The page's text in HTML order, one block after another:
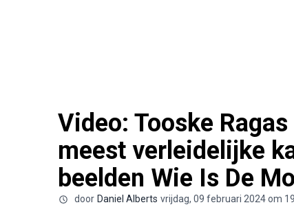
Video: Tooske
meest verleidelijke
beelden Wie Is De Mol
door Daniel Alberts vrijdag, 09 februari 2024 om